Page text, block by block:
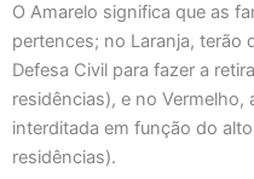
O Amarelo significa que as
pertences; no Laranja, terão
Defesa Civil para fazer a
residências), e no
interditada em função do
residências).